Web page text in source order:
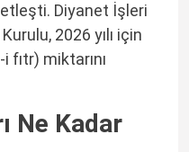
Diyanet İşleri
2026 yılı için
miktarını
Ne Kadar